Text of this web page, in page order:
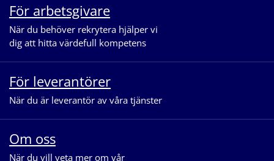
För arbetsgivare
När du behöver rekrytera hjälper vi
dig att hitta värdefull kompetens
För leverantörer
När du är leverantör av våra tjänster
Om oss
När du vill veta mer om vår